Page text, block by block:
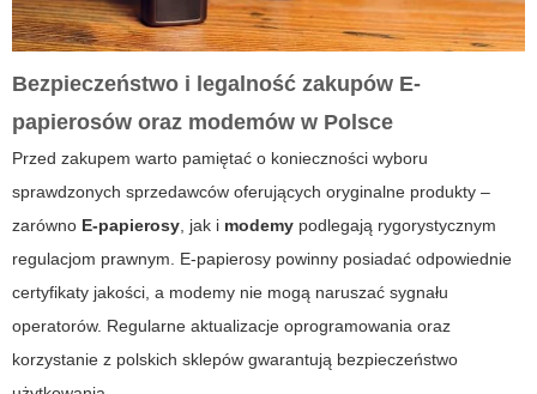
Bezpieczeństwo i legalność zakupów E-
papierosów oraz modemów w Polsce
Przed zakupem warto pamiętać o konieczności wyboru
sprawdzonych sprzedawców oferujących oryginalne produkty –
zarówno E-papierosy , jak i modemy podlegają rygorystycznym
regulacjom prawnym. E-papierosy powinny posiadać odpowiednie
certyfikaty jakości, a modemy nie mogą naruszać sygnału
operatorów. Regularne aktualizacje oprogramowania oraz
korzystanie z polskich sklepów gwarantują bezpieczeństwo